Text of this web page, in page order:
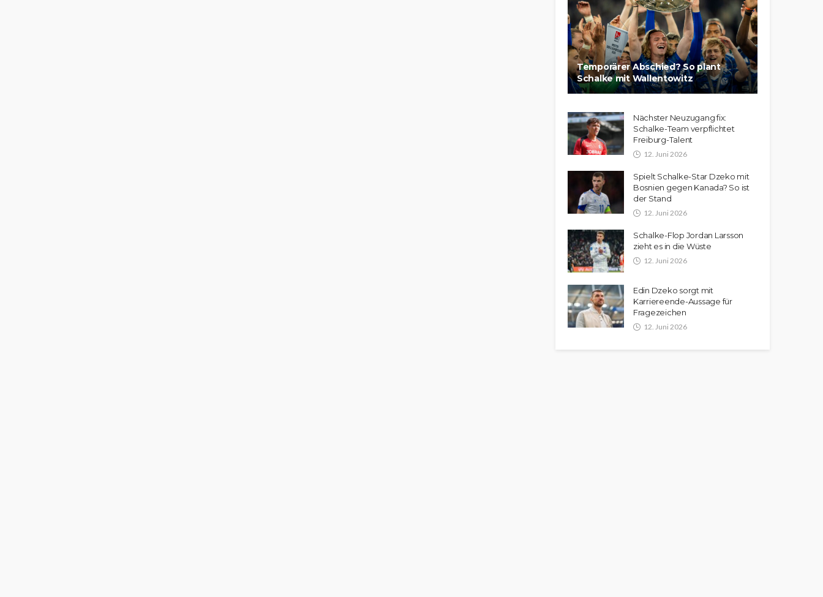
Temporärer Abschied? So plant
Schalke mit Wallentowitz
Nächster Neuzugang fix:
Schalke-Team verpflichtet
Freiburg-Talent
12. Juni 2026
Spielt Schalke-Star Dzeko mit
Bosnien gegen Kanada? So ist
der Stand
12. Juni 2026
Schalke-Flop Jordan Larsson
zieht es in die Wüste
12. Juni 2026
Edin Dzeko sorgt mit
Karriereende-Aussage für
Fragezeichen
12. Juni 2026